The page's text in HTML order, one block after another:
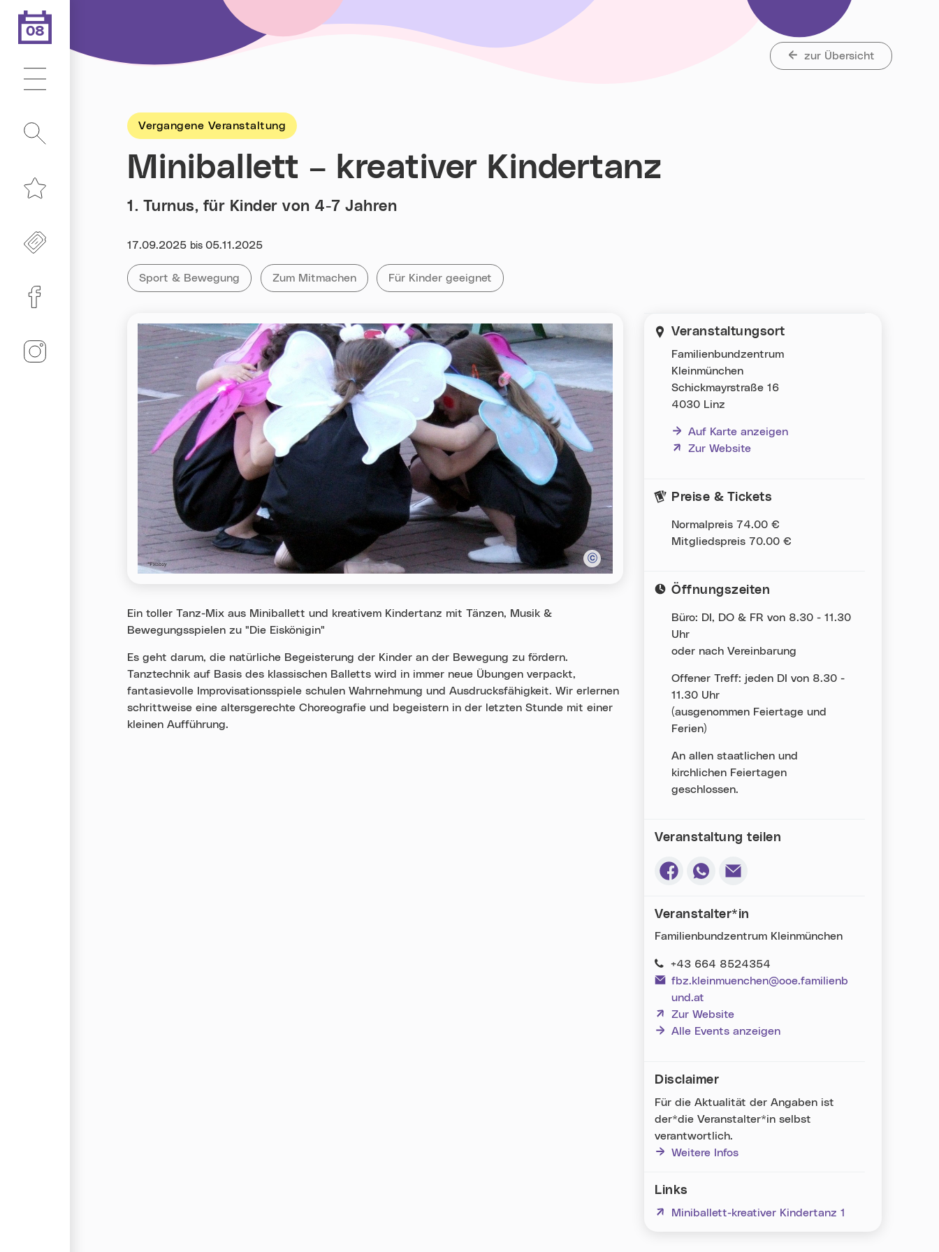
Heute ist der
08
.08.2026
Linz-Termine auf Facebook
Linz-Termine auf Instagram
zur Übersicht
Vergangene Veranstaltung
Miniballett – kreativer Kindertanz
1. Turnus, für Kinder von 4-7 Jahren
Datum:
17.09.2025 bis 05.11.2025
Kategorie:
Alle Veranstaltungen der Kategorie
Sport & Bewegung Tag:Alle Veranstaltungen mit dem Tag
Zum Mitmachen Alle Veranstaltungen mit „Für Kinder geeignet„
Für Kinder geeignet
Ein toller Tanz-Mix aus Miniballett und kreativem Kindertanz mit Tänzen, Musik &
Bewegungsspielen zu "Die Eiskönigin"
Es geht darum, die natürliche Begeisterung der Kinder an der Bewegung zu fördern.
Tanztechnik auf Basis des klassischen Balletts wird in immer neue Übungen verpackt,
fantasievolle Improvisationsspiele schulen Wahrnehmung und Ausdrucksfähigkeit. Wir erlernen
schrittweise eine altersgerechte Choreografie und begeistern in der letzten Stunde mit einer
kleinen Aufführung.
Veranstaltungsort
Familienbundzentrum
Kleinmünchen
Schickmayrstraße 16
4030 Linz
Auf Karte anzeigen
Zur Website
(neues Fenster)
Preise & Tickets
Normalpreis 74.00 €
Mitgliedspreis 70.00 €
Öffnungszeiten
Büro: DI, DO & FR von 8.30 - 11.30
Uhr
oder nach Vereinbarung
Offener Treff: jeden DI von 8.30 -
11.30 Uhr
(ausgenommen Feiertage und
Ferien)
An allen staatlichen und
kirchlichen Feiertagen
geschlossen.
Veranstaltung teilen
Veranstalter*in
Familienbundzentrum Kleinmünchen
+43 664 8524354
fbz.kleinmuenchen@ooe.familienb
und.at
Zur Website
(neues Fenster)
Alle Events anzeigen
Disclaimer
Für die Aktualität der Angaben ist
der*die Veranstalter*in selbst
verantwortlich.
Weitere Infos
Links
Miniballett-kreativer Kindertanz 1
(neues Fenster)